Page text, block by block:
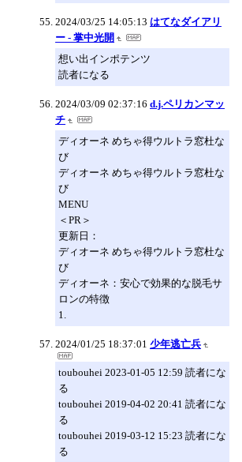
2024/03/25 14:05:13 はてなダイアリ
ー - 掌中光開
想い出インポテンツ
読者になる
2024/03/09 02:37:16 d.j.ペリカンマッ
チ
ディオーネ めちゃ得ウルトラ窓杜な
び
ディオーネ めちゃ得ウルトラ窓杜な
び
MENU
＜PR＞
更新日：
ディオーネ めちゃ得ウルトラ窓杜な
び
ディオーネ：安心で効果的な脱毛サ
ロンの特徴
1.
2024/01/25 18:37:01 少年逃亡兵
toubouhei 2023-01-05 12:59 読者にな
る
toubouhei 2019-04-02 20:41 読者にな
る
toubouhei 2019-03-12 15:23 読者にな
る